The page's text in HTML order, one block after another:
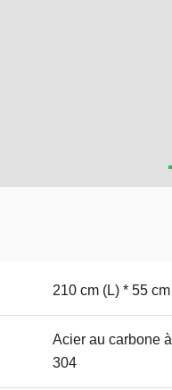
210 cm (L) * 55
Acier au carbone
304